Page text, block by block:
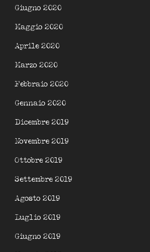
Giugno 2020
Maggio 2020
Aprile 2020
Marzo 2020
Febbraio 2020
Gennaio 2020
Dicembre 2019
Novembre 2019
Ottobre 2019
Settembre 2019
Agosto 2019
Luglio 2019
Giugno 2019